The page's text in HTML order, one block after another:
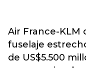
Air France-KLM
fuselaje
de US$5.500